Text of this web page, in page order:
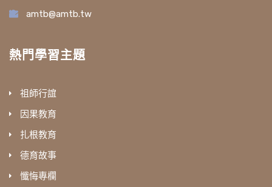
amtb@amtb.tw
熱門學習主題
祖師行誼
因果教育
扎根教育
德育故事
懺悔專欄